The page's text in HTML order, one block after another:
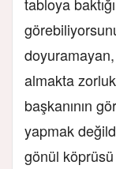
almakta
başkanının
yapmak
gönül